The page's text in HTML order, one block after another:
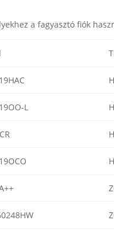
a fagyasztó fiók
L